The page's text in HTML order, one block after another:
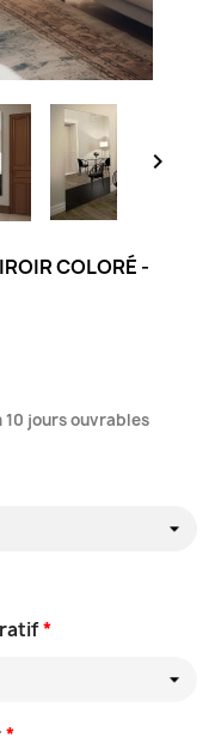

COLORÉ -
jours ouvrables
*
*